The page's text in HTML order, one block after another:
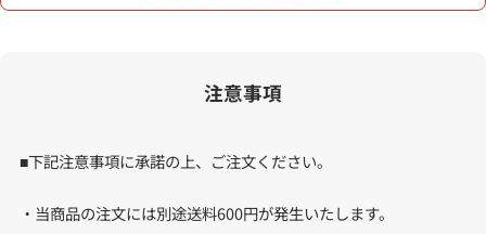
注意事項
■下記注意事項に承諾の上、ご注文ください。
・当商品の注文には別途送料600円が発生いたします。